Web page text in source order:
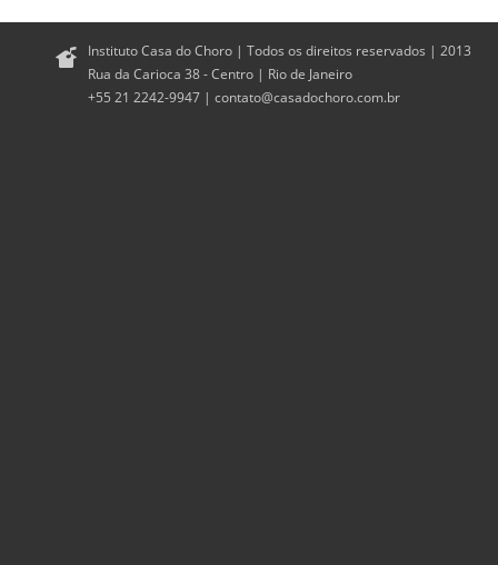
Instituto Casa do Choro | Todos os direitos reservados | 2013
Rua da Carioca 38 - Centro | Rio de Janeiro
+55 21 2242-9947 | contato@casadochoro.com.br